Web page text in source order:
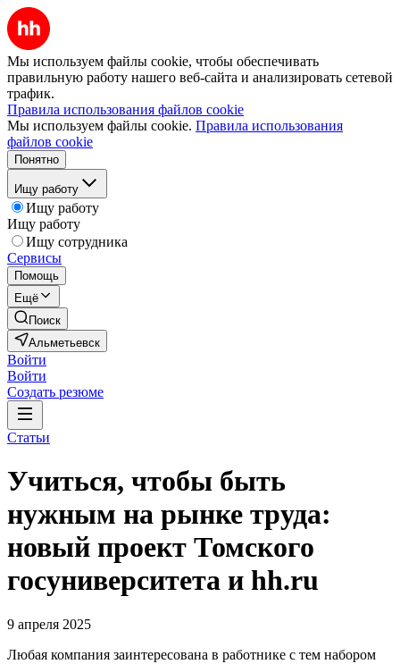
Мы используем файлы cookie, чтобы обеспечивать
правильную работу нашего веб-сайта и анализировать сетевой
трафик.
Правила использования файлов cookie
Мы используем файлы cookie. Правила использования
файлов cookie
Понятно
Ищу работу
Ищу работу
Ищу работу
Ищу сотрудника
Сервисы
Помощь
Ещё
Поиск
Альметьевск
Войти
Войти
Создать резюме
Статьи
Учиться, чтобы быть
нужным на рынке труда:
новый проект Томского
госуниверситета и hh.ru
9 апреля 2025
Любая компания заинтересована в работнике с тем набором